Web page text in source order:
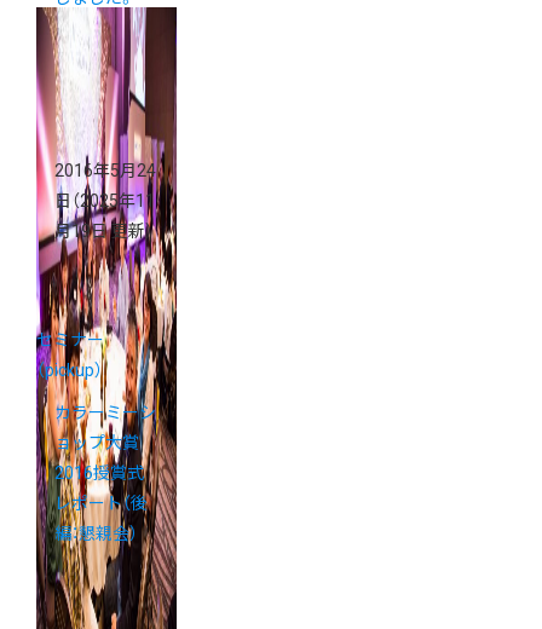
2016年5月24
日（2025年11
月19日 更新）
セミナー
（pickup）
カラーミーシ
ョップ大賞
2016授賞式
レポート（後
編：懇親会）